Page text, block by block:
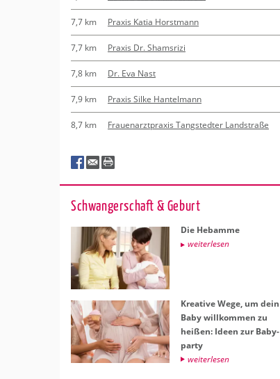
7,7 km Praxis Katia Horstmann
7,7 km Praxis Dr. Shamsrizi
7,8 km Dr. Eva Nast
7,9 km Praxis Silke Hantelmann
8,7 km Frauenarztpraxis Tangstedter Landstraße
Schwan­ger­schaft & Ge­burt
Die Heb­am­me
wei­ter­le­sen
Krea­ti­ve Wege, um dein
Baby will­kom­men zu
hei­ßen: Ideen zur Ba­by­
par­ty
wei­ter­le­sen